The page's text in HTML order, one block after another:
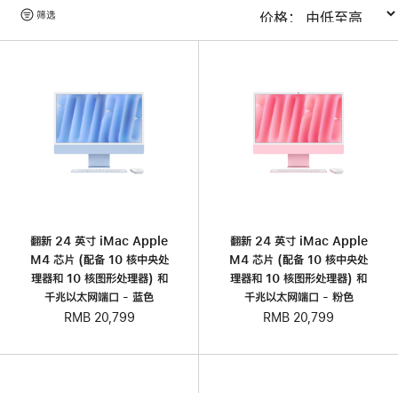
览
筛选
翻新 24 英寸 iMac Apple
M4 芯片 (配备 10 核中央处
理器和 10 核图形处理器) 和
千兆以太网端口 - 蓝色
RMB 20,799
翻新 24 英寸 iMac Apple
M4 芯片 (配备 10 核中央处
理器和 10 核图形处理器) 和
千兆以太网端口 - 粉色
RMB 20,799